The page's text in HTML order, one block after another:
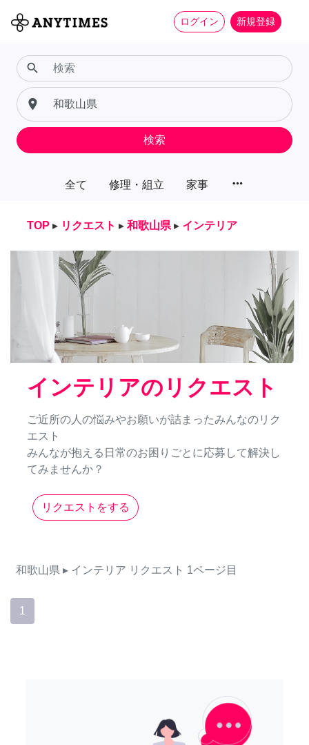
ログイン 新規登録
全て 修理・組立 家事 more_horiz
search
place
検索
TOP ▸ リクエスト ▸ 和歌山県 ▸ インテリア
インテリアのリクエスト
ご近所の人の悩みやお願いが詰まったみんなのリク
エスト
みんなが抱える日常のお困りごとに応募して解決し
てみませんか？
リクエストをする
和歌山県 ▸ インテリア リクエスト 1ページ目
1